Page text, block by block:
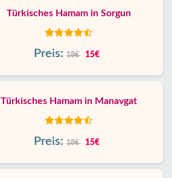
Türkisches Hamam in Sorgun
Preis: 18€ 15€
Türkisches Hamam in Manavgat
Preis: 18€ 15€